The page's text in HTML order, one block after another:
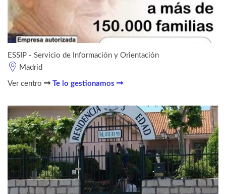
ESSIP - Servicio de Información y Orientación
Madrid
Ver centro Te lo gestionamos